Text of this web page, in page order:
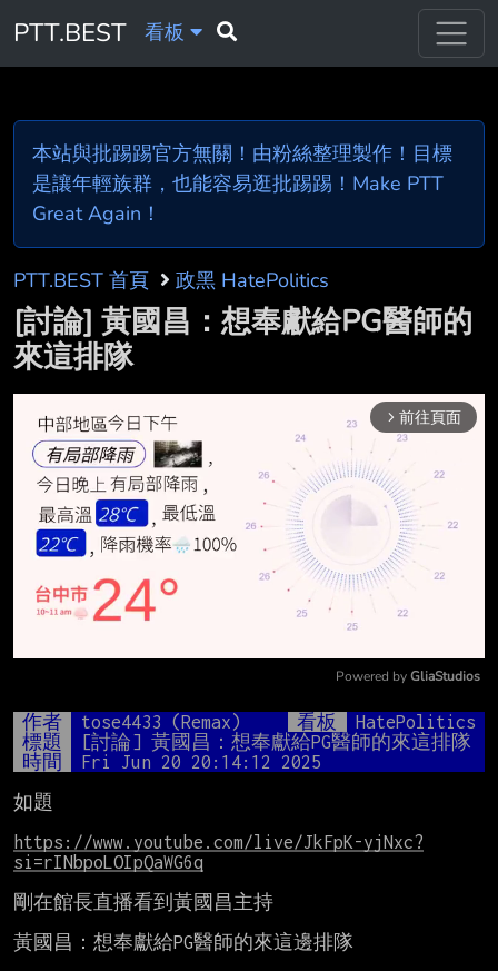
PTT.BEST 看板
本站與批踢踢官方無關！由粉絲整理製作！目標
是讓年輕族群，也能容易逛批踢踢！Make PTT
Great Again！
PTT.BEST 首頁 政黑 HatePolitics
[討論] 黃國昌：想奉獻給PG醫師的
來這排隊
arrow_forward_ios 前往頁面
Mute
Powered by GliaStudios
作者 tose4433 (Remax) 看板
HatePolitics
標題
[討論] 黃國昌：想奉獻給PG醫師的來這排隊
時間
Fri Jun 20 20:14:12 2025
如題
https://www.youtube.com/live/JkFpK-yjNxc?
si=rINbpoLOIpQaWG6q
剛在館長直播看到黃國昌主持
黃國昌：想奉獻給PG醫師的來這邊排隊